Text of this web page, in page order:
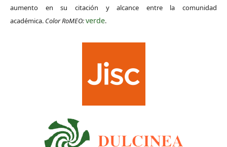
aumento en su citación y alcance entre la comunidad
académica. Color RoMEO:verde.